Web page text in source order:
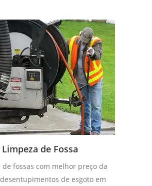
Limpeza de Fossa
de fossas com melhor preço da
de esgoto em